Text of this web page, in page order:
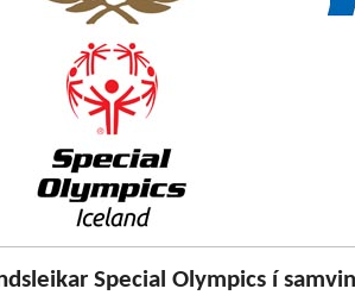
Special Olympics í